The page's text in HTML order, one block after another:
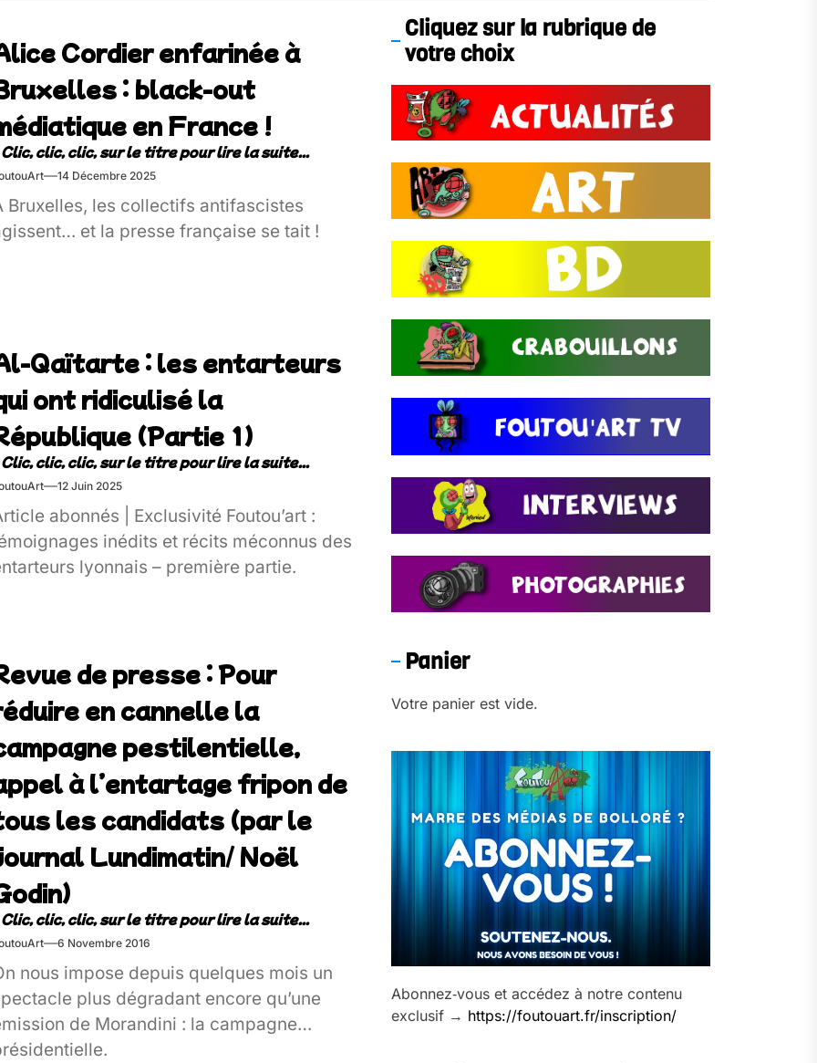
Cordier enfarinée à
: black-out
en France !
14 Décembre 2025
Bruxelles, les collectifs antifascistes
et la presse française se tait !
Qaïtarte : les entarteurs
ont ridiculisé la
(Partie 1)
12 Juin 2025
abonnés | Exclusivité Foutou’art :
inédits et récits méconnus des
lyonnais – première partie.
de presse : Pour
en cannelle la
pestilentielle,
à l’entartage fripon de
les candidats (par le
Lundimatin/ Noël
6 Novembre 2016
nous impose depuis quelques mois un
plus dégradant encore qu’une
de Morandini : la campagne
Cliquez sur la rubrique de
votre choix
Panier
Votre panier est vide.
Abonnez‑vous et accédez à notre contenu
exclusif → https://foutouart.fr/inscription/